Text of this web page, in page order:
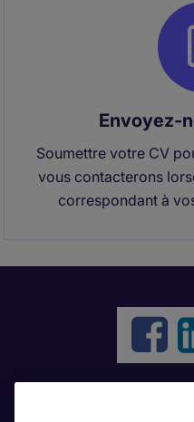
Envoyez-
Soumettre votre CV
vous contacterons
correspondant à